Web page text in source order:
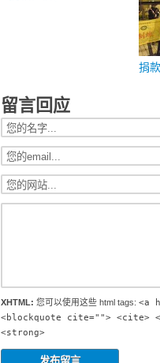
捐
留言回应
XHTML: 您可以使用这些 html tags: <a
<blockquote cite=""> <cite>
<strong>